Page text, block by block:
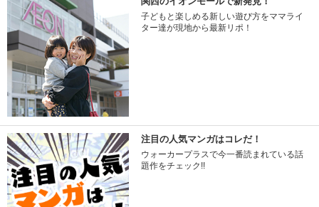
子どもと楽しめる新しい遊び方をママライ
ター達が現地から最新リポ！
注目の人気マンガはコレだ！
ウォーカープラスで今一番読まれている話
題作をチェック!!